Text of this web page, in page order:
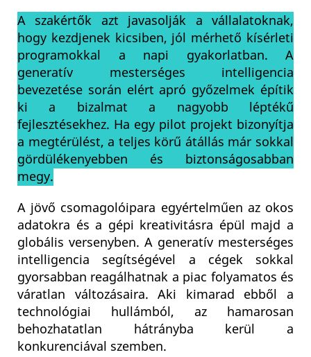
A szakértők azt javasolják a vállalatoknak,
hogy kezdjenek kicsiben, jól mérhető kísérleti
programokkal a napi gyakorlatban. A
generatív mesterséges intelligencia
bevezetése során elért apró győzelmek építik
ki a bizalmat a nagyobb léptékű
fejlesztésekhez. Ha egy pilot projekt bizonyítja
a megtérülést, a teljes körű átállás már sokkal
gördülékenyebben és biztonságosabban
megy.
A jövő csomagolóipara egyértelműen az okos
adatokra és a gépi kreativitásra épül majd a
globális versenyben. A generatív mesterséges
intelligencia segítségével a cégek sokkal
gyorsabban reagálhatnak a piac folyamatos és
váratlan változásaira. Aki kimarad ebből a
technológiai hullámból, az hamarosan
behozhatatlan hátrányba kerül a
konkurenciával szemben.